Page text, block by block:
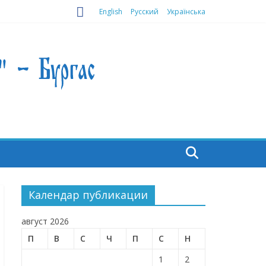
English Русский Українська
Календар публикации
август 2026
П
В С Ч П С
Н
1
2